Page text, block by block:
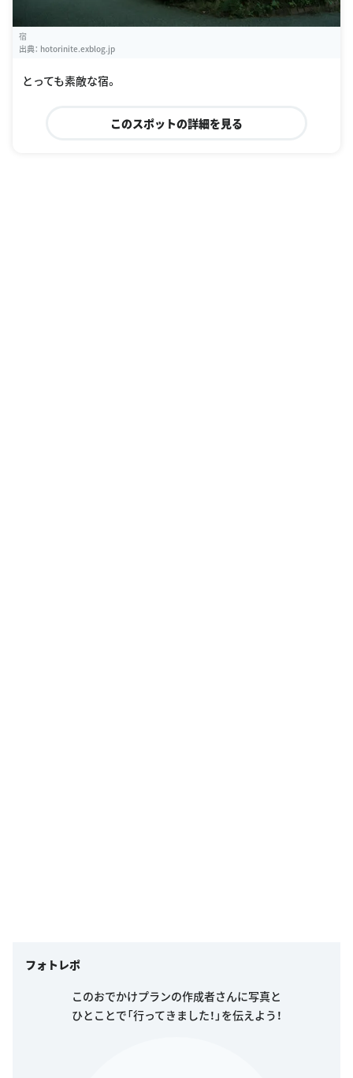
宿
出典： hotorinite.exblog.jp
とっても素敵な宿。
このスポットの詳細を見る
フォトレポ
このおでかけプランの作成者さんに写真と
ひとことで「行ってきました！」を伝えよう！